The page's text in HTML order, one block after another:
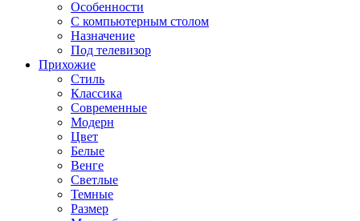
Особенности
С компьютерным столом
Назначение
Под телевизор
Прихожие
Стиль
Классика
Современные
Модерн
Цвет
Белые
Венге
Светлые
Темные
Размер